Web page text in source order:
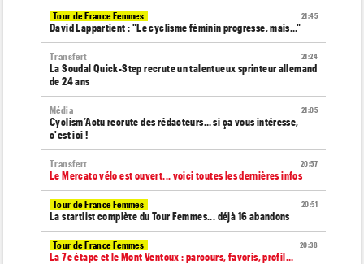
21:45
Tour de France Femmes
David Lappartient : "Le cyclisme féminin progresse, mais…"
21:24
Transfert
La Soudal Quick-Step recrute un talentueux sprinteur allemand
de 24 ans
21:05
Média
Cyclism’Actu recrute des rédacteurs… si ça vous intéresse,
c'est ici !
20:57
Transfert
Le Mercato vélo est ouvert... voici toutes les dernières infos
20:51
Tour de France Femmes
La startlist complète du Tour Femmes... déjà 16 abandons
20:38
Tour de France Femmes
La 7e étape et le Mont Ventoux : parcours, favoris, profil…